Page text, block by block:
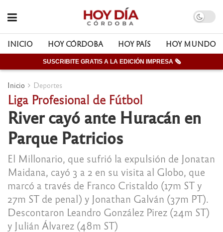
INICIO HOY CÓRDOBA HOY PAÍS HOY MUNDO
SUSCRIBITE GRATIS A LA EDICIÓN IMPRESA 🗞
Inicio Deportes
Liga Profesional de Fútbol
River cayó ante Huracán en
Parque Patricios
El Millonario, que sufrió la expulsión de Jonatan
Maidana, cayó 3 a 2 en su visita al Globo, que
marcó a través de Franco Cristaldo (17m ST y
27m ST de penal) y Jonathan Galván (37m PT).
Descontaron Leandro González Pirez (24m ST)
y Julián Álvarez (48m ST)